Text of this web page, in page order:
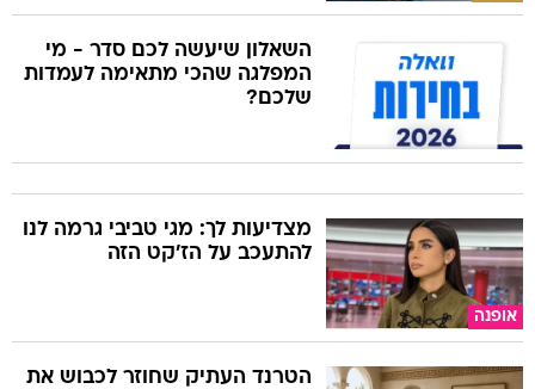
השאלון שיעשה לכם סדר - מי
המפלגה שהכי מתאימה לעמדות
שלכם?
אופנה
מצדיעות לך: מגי טביבי גרמה לנו
להתעכב על הז'קט הזה
הטרנד העתיק שחוזר לכבוש את